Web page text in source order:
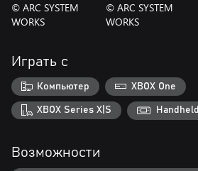
© ARC SYSTEM
WORKS
© ARC SYSTEM
WORKS
Играть с
Компьютер XBOX One
XBOX Series X|S Handheld
Возможности